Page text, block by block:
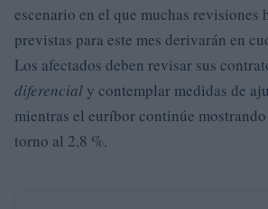
escenario en el que muchas revisiones
previstas para este mes derivarán en
Los afectados deben revisar sus
diferencial y contemplar medidas de
mientras el euríbor continúe
torno al 2,8 %.